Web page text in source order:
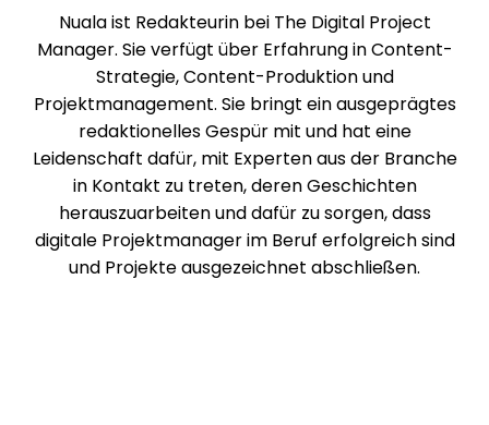
Nuala ist Redakteurin bei The Digital Project
Manager. Sie verfügt über Erfahrung in Content-
Strategie, Content-Produktion und
Projektmanagement. Sie bringt ein ausgeprägtes
redaktionelles Gespür mit und hat eine
Leidenschaft dafür, mit Experten aus der Branche
in Kontakt zu treten, deren Geschichten
herauszuarbeiten und dafür zu sorgen, dass
digitale Projektmanager im Beruf erfolgreich sind
und Projekte ausgezeichnet abschließen.